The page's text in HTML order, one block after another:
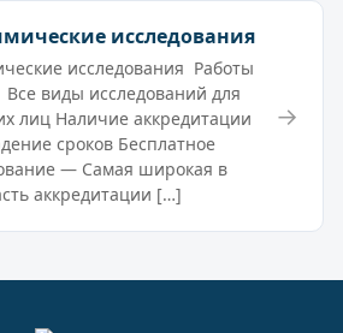
исследования
исследования Работы
виды исследований для
лиц Наличие аккредитации
сроков Бесплатное
— Самая широкая в
аккредитации […]
→